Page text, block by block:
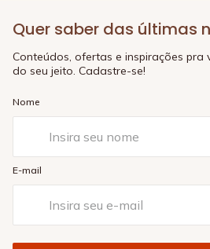
Quer saber das últimas
Conteúdos, ofertas e inspirações pra
do seu jeito. Cadastre-se!
Nome
E-mail